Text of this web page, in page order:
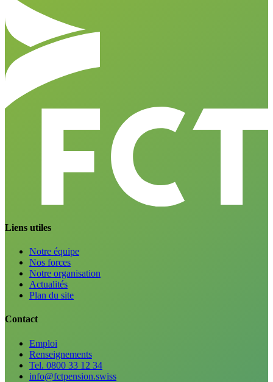
Liens utiles
Notre équipe
Nos forces
Notre organisation
Actualités
Plan du site
Contact
Emploi
Renseignements
Tel. 0800 33 12 34
info@fctpension.swiss